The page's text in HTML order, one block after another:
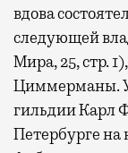
вдова
следующей
Мира, 25, стр.
Циммерманы.
гильдии Карл
Петербурге на